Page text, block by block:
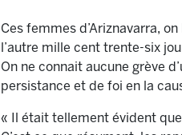
Ces femmes d’Ariznavarra,
l’autre mille cent trente-six
On ne connait aucune grève
persistance et de foi en la
« Il était tellement évident